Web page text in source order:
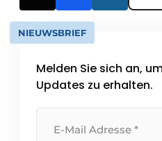
NIEUWSBRIEF
Melden Sie sich an,
Updates zu erhalten.